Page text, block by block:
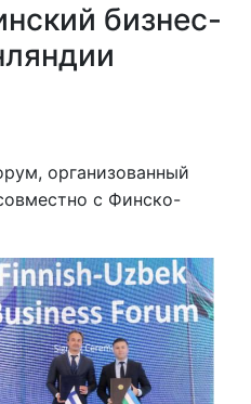
бизнес-
организованный
с Финско-